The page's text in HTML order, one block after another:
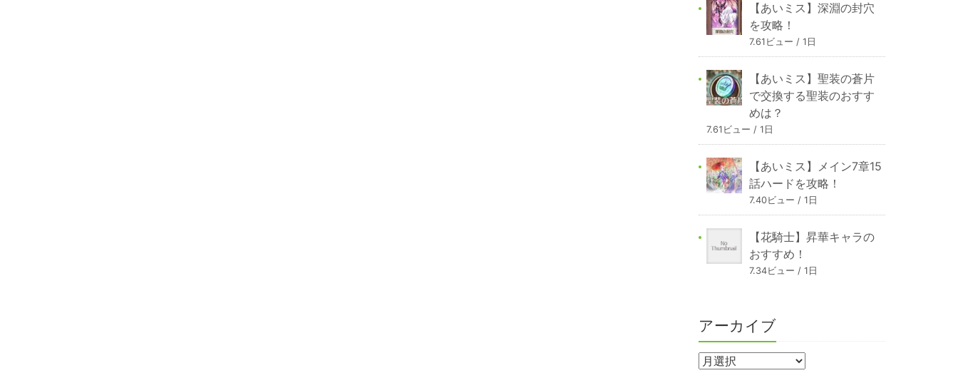
【あいミス】深淵の封穴
を攻略！
7.61ビュー / 1日
【あいミス】聖装の蒼片
で交換する聖装のおすす
めは？
7.61ビュー / 1日
【あいミス】メイン7章15
話ハードを攻略！
7.40ビュー / 1日
【花騎士】昇華キャラの
おすすめ！
7.34ビュー / 1日
アーカイブ